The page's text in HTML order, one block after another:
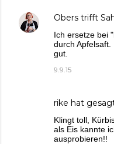
Obers trifft
Ich ersetze bei
durch
gut.
9.9.15
rike hat
Klingt toll,
als Eis kannte
ausprobieren!!